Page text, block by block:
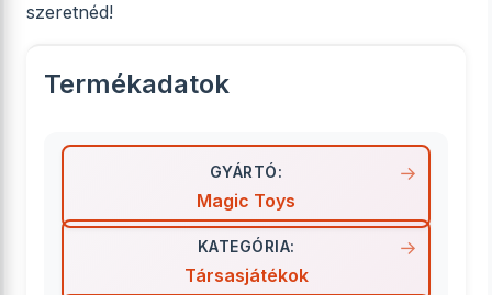
szeretnéd!
Termékadatok
GYÁRTÓ:
Magic Toys
KATEGÓRIA:
Társasjátékok